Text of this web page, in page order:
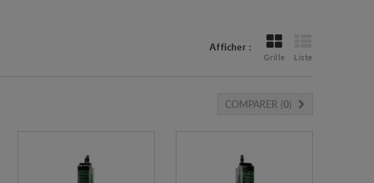
Afficher :
Grille Liste
COMPARER (0)